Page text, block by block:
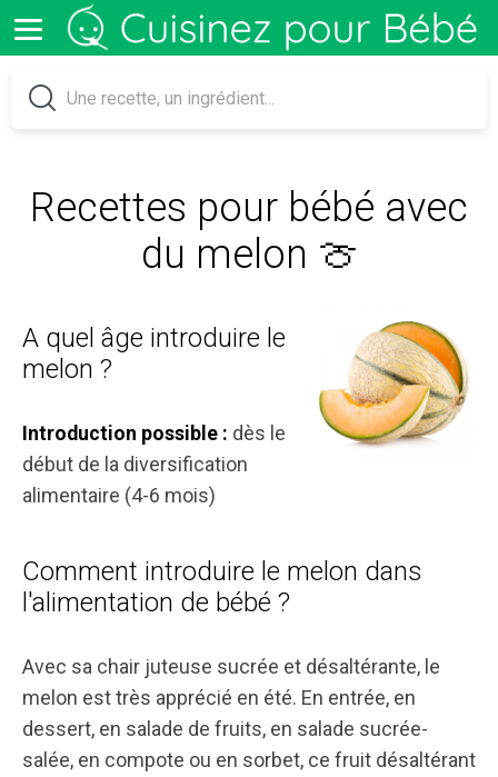
Recettes pour bébé avec
du melon 🍈
A quel âge introduire le
melon ?
Introduction possible : dès le
début de la diversification
alimentaire (4-6 mois)
Comment introduire le melon dans
l'alimentation de bébé ?
Avec sa chair juteuse sucrée et désaltérante, le
melon est très apprécié en été. En entrée, en
dessert, en salade de fruits, en salade sucrée-
salée, en compote ou en sorbet, ce fruit désaltérant